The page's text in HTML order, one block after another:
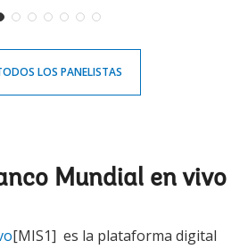
LOS PANELISTAS
Mundial en vivo
[MIS1] es la plataforma digital